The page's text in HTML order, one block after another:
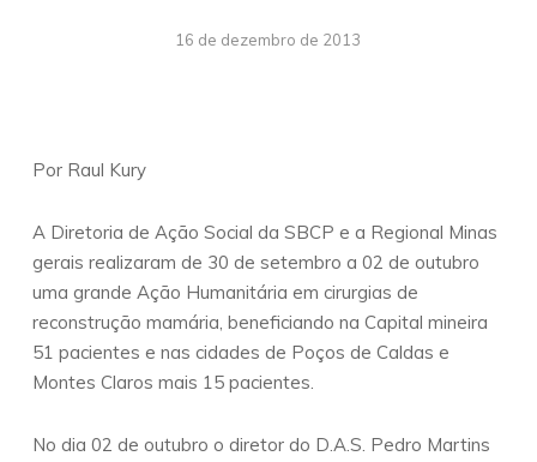
16 de dezembro de 2013
Por Raul Kury
A Diretoria de Ação Social da SBCP e a Regional Minas
gerais realizaram de 30 de setembro a 02 de outubro
uma grande Ação Humanitária em cirurgias de
reconstrução mamária, beneficiando na Capital mineira
51 pacientes e nas cidades de Poços de Caldas e
Montes Claros mais 15 pacientes.
No dia 02 de outubro o diretor do D.A.S. Pedro Martins